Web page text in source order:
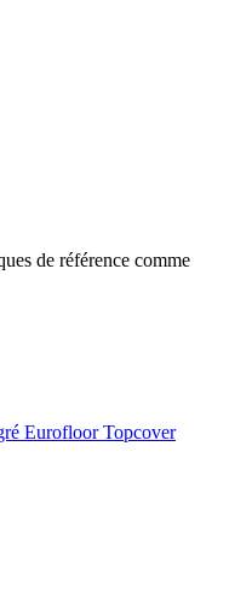
de référence comme
EurofloorTopcover